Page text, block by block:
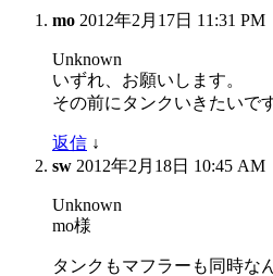
mo 2012年2月17日 11:31 PM
Unknown
いずれ、お願いします。
その前にタンクいきたいで
返信 ↓
sw 2012年2月18日 10:45 AM
Unknown
mo様
タンクもマフラーも同時な